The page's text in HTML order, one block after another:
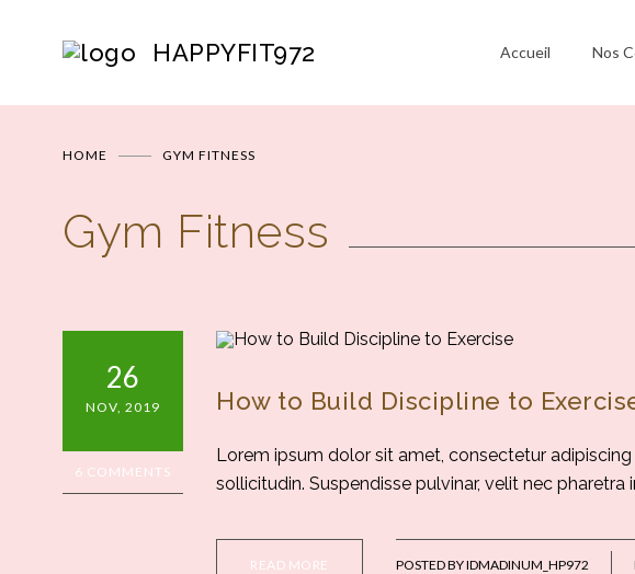
HAPPYFIT972 Accueil Nos
HOME GYM FITNESS
Gym Fitness
26
NOV, 2019
6 COMMENTS
How to Build Discipline to
Lorem ipsum dolor sit amet, consectetur
sollicitudin. Suspendisse pulvinar, velit nec pharetra
READ MORE POSTED BYIDMADINUM_HP972